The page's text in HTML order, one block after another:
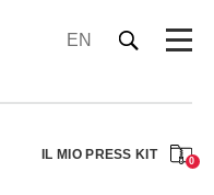
EN
IL MIO PRESS KIT 0